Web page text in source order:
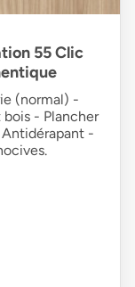
55 Clic
(normal) -
- Plancher
-